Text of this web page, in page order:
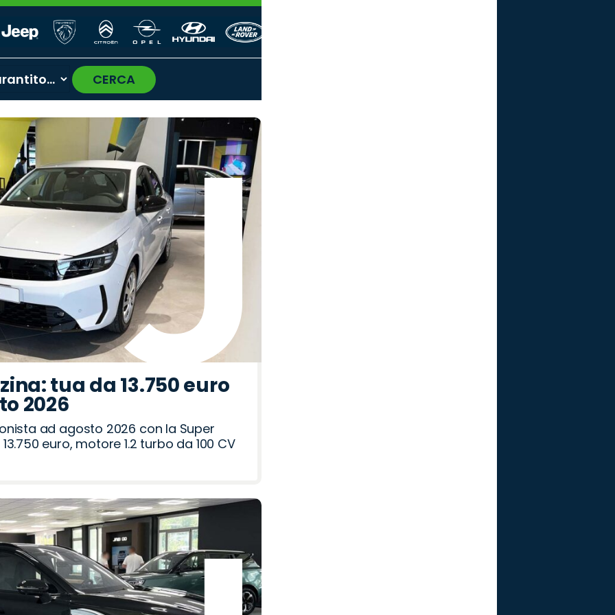
CERCA
›
tua da 13.750 euro
2026
ad agosto 2026 con la Super
euro, motore 1.2 turbo da 100 CV